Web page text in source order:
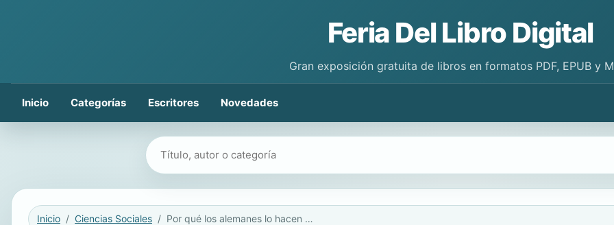
Feria Del Libro Digital
Gran exposición gratuita de libros en formatos PDF, EPUB y
Inicio Categorías Escritores Novedades
Buscar libros
Inicio Ciencias Sociales Por qué los alemanes lo hacen mejor